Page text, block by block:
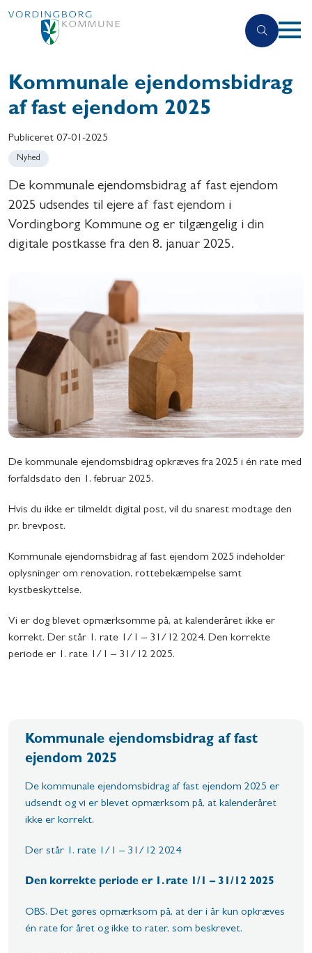
Kommunale ejendomsbidrag
af fast ejendom 2025
Publiceret 07-01-2025
Nyhed
De kommunale ejendomsbidrag af fast ejendom
2025 udsendes til ejere af fast ejendom i
Vordingborg Kommune og er tilgængelig i din
digitale postkasse fra den 8. januar 2025.
De kommunale ejendomsbidrag opkræves fra 2025 i én rate med
forfaldsdato den 1. februar 2025.
Hvis du ikke er tilmeldt digital post, vil du snarest modtage den
pr. brevpost.
Kommunale ejendomsbidrag af fast ejendom 2025 indeholder
oplysninger om renovation, rottebekæmpelse samt
kystbeskyttelse.
Vi er dog blevet opmærksomme på, at kalenderåret ikke er
korrekt. Der står 1. rate 1/1 – 31/12 2024. Den korrekte
periode er 1. rate 1/1 – 31/12 2025.
Kommunale ejendomsbidrag af fast
ejendom 2025
De kommunale ejendomsbidrag af fast ejendom 2025 er
udsendt og vi er blevet opmærksom på, at kalenderåret
ikke er korrekt.
Der står 1. rate 1/1 – 31/12 2024
Den korrekte periode er 1. rate 1/1 – 31/12 2025
OBS. Det gøres opmærksom på, at der i år kun opkræves
én rate for året og ikke to rater, som beskrevet.